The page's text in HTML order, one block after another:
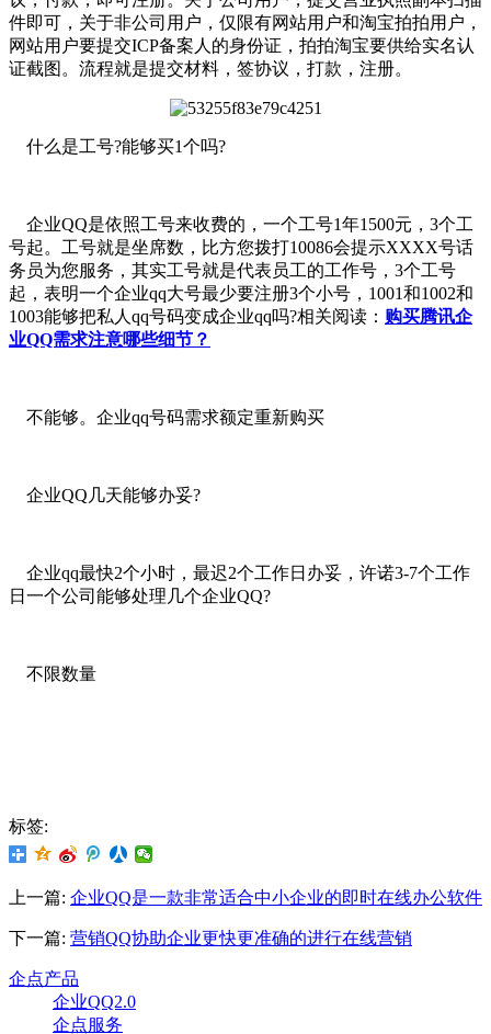
件即可，关于非公司用户，仅限有网站用户和淘宝拍拍用户，
网站用户要提交ICP备案人的身份证，拍拍淘宝要供给实名认
证截图。流程就是提交材料，签协议，打款，注册。
什么是工号?能够买1个吗?
企业QQ是依照工号来收费的，一个工号1年1500元，3个工
号起。工号就是坐席数，比方您拨打10086会提示XXXX号话
务员为您服务，其实工号就是代表员工的工作号，3个工号
起，表明一个企业qq大号最少要注册3个小号，1001和1002和
1003能够把私人qq号码变成企业qq吗?相关阅读： 购买腾讯企
业QQ需求注意哪些细节？
不能够。企业qq号码需求额定重新购买
企业QQ几天能够办妥?
企业qq最快2个小时，最迟2个工作日办妥，许诺3-7个工作
日一个公司能够处理几个企业QQ?
不限数量
标签:
上一篇: 企业QQ是一款非常适合中小企业的即时在线办公软件
下一篇: 营销QQ协助企业更快更准确的进行在线营销
企点产品
企业QQ2.0
企点服务